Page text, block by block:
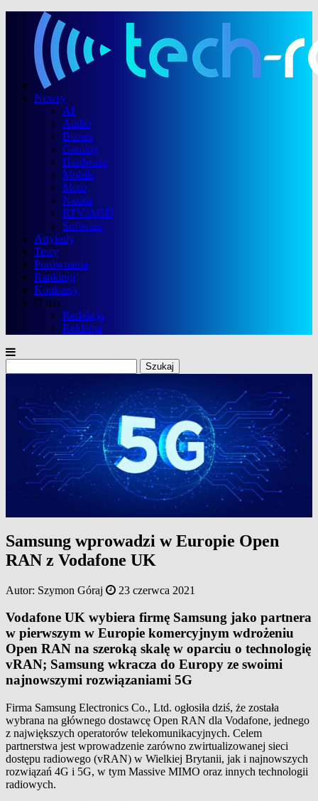
Newsy
AI
Audio
Biznes
Gaming
Hardware
Mobile
Moto
Nauka
RTV/AGD
Software
Artykuły
Testy
Porównania
Rankingi
Konkursy
O nas
Redakcja
Reklama
Samsung wprowadzi w Europie Open
RAN z Vodafone UK
Autor: Szymon Góraj 23 czerwca 2021
Vodafone UK wybiera firmę Samsung jako partnera
w pierwszym w Europie komercyjnym wdrożeniu
Open RAN na szeroką skalę w oparciu o technologię
vRAN; Samsung wkracza do Europy ze swoimi
najnowszymi rozwiązaniami 5G
Firma Samsung Electronics Co., Ltd. ogłosiła dziś, że została
wybrana na głównego dostawcę Open RAN dla Vodafone, jednego
z największych operatorów telekomunikacyjnych. Celem
partnerstwa jest wprowadzenie zarówno zwirtualizowanej sieci
dostępu radiowego (vRAN) w Wielkiej Brytanii, jak i najnowszych
rozwiązań 4G i 5G, w tym Massive MIMO oraz innych technologii
radiowych.